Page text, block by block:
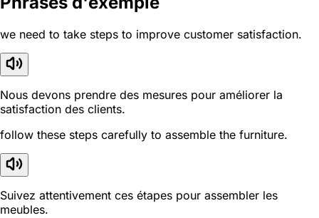
we need to take steps to improve customer satisfaction.
Nous devons prendre des mesures pour améliorer la
satisfaction des clients.
follow these steps carefully to assemble the furniture.
Suivez attentivement ces étapes pour assembler les
meubles.